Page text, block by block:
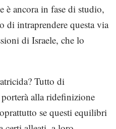
è ancora in fase di studio,
di intraprendere questa via
di Israele, che lo
Tutto di
alla ridefinizione
se questi equilibri